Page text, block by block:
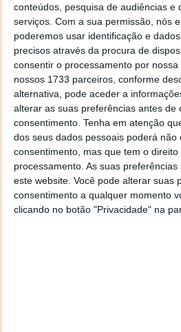
conteúdos, pesquisa de audiências e
serviços. Com a sua permissão, nós
poderemos usar identificação e
precisos através da procura de
consentir o processamento por
nossos 1733 parceiros, conforme
alternativa, pode aceder a
alterar as suas preferências antes de
consentimento. Tenha em atenção
dos seus dados pessoais poderá não
consentimento, mas que tem o
processamento. As suas
este website. Você pode alterar suas
consentimento a qualquer momento
clicando no botão "Privacidade" na
O Game Centerfoi mais uma
versão 4.1, agora já pode reunir
entrar em acção em divertidos
adversário pode estar em
nos jogos multi-jogador, pode
desafiado para uma corrida,
mesa.
Idioma Portuguêsé outra
Podem escolher o Português
Português do Brasil. Ficará
língua de Camões.